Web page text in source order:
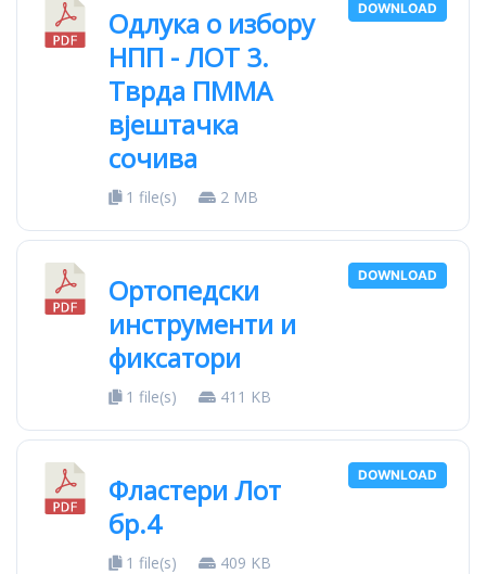
Одлука о избору
НПП - ЛОТ 3.
Тврда ПММА
вјештачка
сочива
1 file(s) 2 MB
DOWNLOAD
Ортопедски
инструменти и
фиксатори
1 file(s) 411 KB
DOWNLOAD
Фластери Лот
бр.4
1 file(s) 409 KB
DOWNLOAD